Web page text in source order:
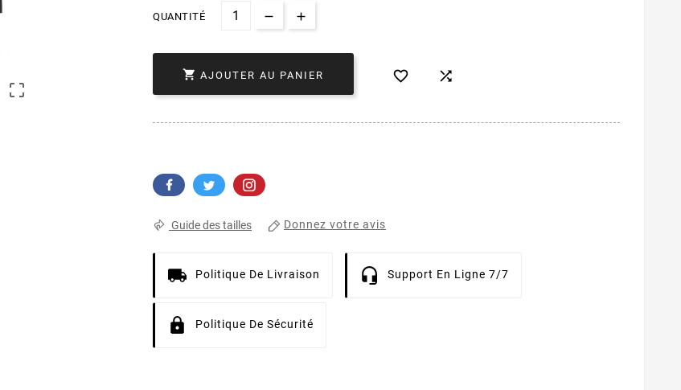

QUANTITÉ
 AJOUTER AU PANIER  
Guide des tailles Donnez votre avis
Politique De Livraison Support En Ligne 7/7
Politique De Sécurité